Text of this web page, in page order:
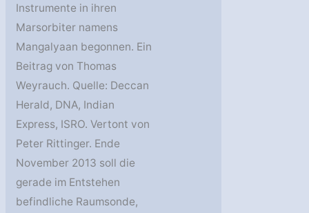
Instrumente in ihren
Marsorbiter namens
Mangalyaan begonnen. Ein
Beitrag von Thomas
Weyrauch. Quelle: Deccan
Herald, DNA, Indian
Express, ISRO. Vertont von
Peter Rittinger. Ende
November 2013 soll die
gerade im Entstehen
befindliche Raumsonde,